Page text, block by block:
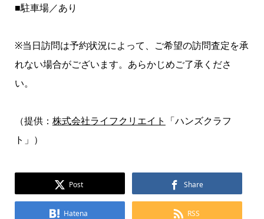
■駐車場／あり
※当日訪問は予約状況によって、ご希望の訪問査定を承
れない場合がございます。あらかじめご了承くださ
い。
（提供： 株式会社ライフクリエイト 「ハンズクラフ
ト」）
Post Share
Hatena RSS